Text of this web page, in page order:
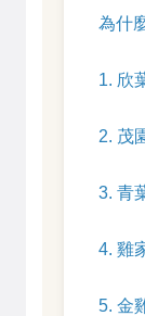
為什
1. 欣
2. 茂
3. 青
4. 雞
5. 金